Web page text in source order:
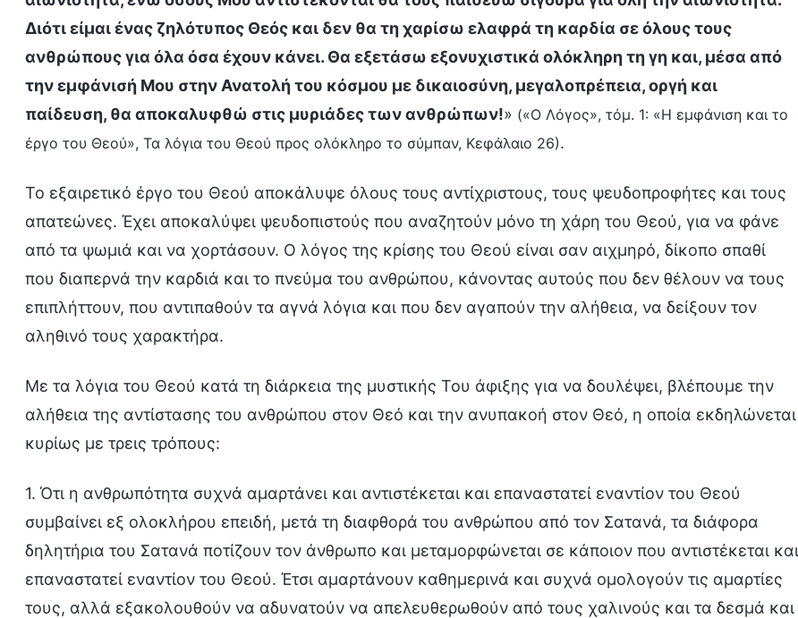
Διότι είμαι ένας ζηλότυπος Θεός και δεν θα τη χαρίσω ελαφρά τη καρδία σε όλους τους
ανθρώπους για όλα όσα έχουν κάνει. Θα εξετάσω εξονυχιστικά ολόκληρη τη γη και, μέσα από
την εμφάνισή Μου στην Ανατολή του κόσμου με δικαιοσύνη, μεγαλοπρέπεια, οργή και
παίδευση, θα αποκαλυφθώ στις μυριάδες των ανθρώπων!» («Ο Λόγος», τόμ. 1: «Η εμφάνιση και το
έργο του Θεού», Τα λόγια του Θεού προς ολόκληρο το σύμπαν, Κεφάλαιο 26).
Το εξαιρετικό έργο του Θεού αποκάλυψε όλους τους αντίχριστους, τους ψευδοπροφήτες και τους
απατεώνες. Έχει αποκαλύψει ψευδοπιστούς που αναζητούν μόνο τη χάρη του Θεού, για να φάνε
από τα ψωμιά και να χορτάσουν. Ο λόγος της κρίσης του Θεού είναι σαν αιχμηρό, δίκοπο σπαθί
που διαπερνά την καρδιά και το πνεύμα του ανθρώπου, κάνοντας αυτούς που δεν θέλουν να τους
επιπλήττουν, που αντιπαθούν τα αγνά λόγια και που δεν αγαπούν την αλήθεια, να δείξουν τον
αληθινό τους χαρακτήρα.
Με τα λόγια του Θεού κατά τη διάρκεια της μυστικής Του άφιξης για να δουλέψει, βλέπουμε την
αλήθεια της αντίστασης του ανθρώπου στον Θεό και την ανυπακοή στον Θεό, η οποία εκδηλώνεται
κυρίως με τρεις τρόπους:
1. Ότι η ανθρωπότητα συχνά αμαρτάνει και αντιστέκεται και επαναστατεί εναντίον του Θεού
συμβαίνει εξ ολοκλήρου επειδή, μετά τη διαφθορά του ανθρώπου από τον Σατανά, τα διάφορα
δηλητήρια του Σατανά ποτίζουν τον άνθρωπο και μεταμορφώνεται σε κάποιον που αντιστέκεται και
επαναστατεί εναντίον του Θεού. Έτσι αμαρτάνουν καθημερινά και συχνά ομολογούν τις αμαρτίες
τους, αλλά εξακολουθούν να αδυνατούν να απελευθερωθούν από τους χαλινούς και τα δεσμά και